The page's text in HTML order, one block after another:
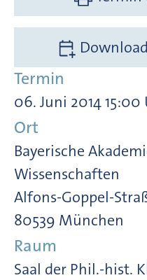
Termin
06. Juni 2014 15:00
Ort
Bayerische
Wissenschaften
Alfons-Goppel-
80539 München
Raum
Saal der Phil.-hist.